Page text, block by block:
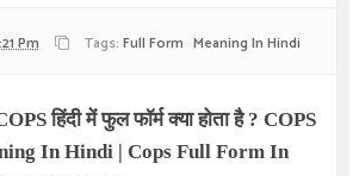
Pm Tags: Full Form Meaning In Hindi
हिंदी में फुल फॉर्म क्या होता है? COPS
In Hindi | Cops Full Form In